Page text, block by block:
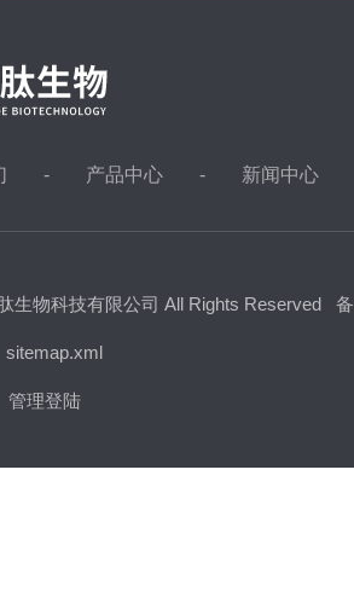
产品中心 新闻中心
生物科技有限公司 All Rights Reserved
sitemap.xml
管理登陆